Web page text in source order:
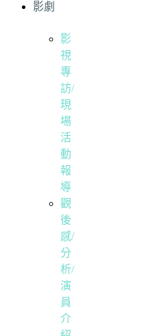
影劇
影
視
專
訪/
現
場
活
動
報
導
觀
後
感/
分
析/
演
員
介